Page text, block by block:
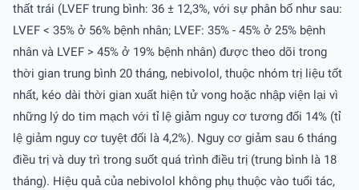
thất trái (LVEF trung bình: 36 ± 12,3%, với sự phân bố như sau:
LVEF < 35% ở 56% bệnh nhân; LVEF: 35% - 45% ở 25% bệnh
nhân và LVEF > 45% ở 19% bệnh nhân) được theo dõi trong
thời gian trung bình 20 tháng, nebivolol, thuộc nhóm trị liệu tốt
nhất, kéo dài thời gian xuất hiện tử vong hoặc nhập viện lại vì
những lý do tim mạch với tỉ lệ giảm nguy cơ tương đối 14% (tỉ
lệ giảm nguy cơ tuyệt đối là 4,2%). Nguy cơ giảm sau 6 tháng
điều trị và duy trì trong suốt quá trình điều trị (trung bình là 18
tháng). Hiệu quả của nebivolol không phụ thuộc vào tuổi tác,